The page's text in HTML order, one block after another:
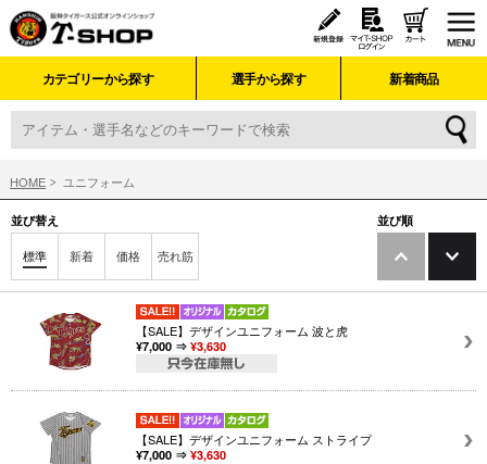
カテゴリーから探す 選手から探す 新着商品
HOME ユニフォーム
並び替え
標準 新着 価格 売れ筋
並び順
【SALE】デザインユニフォーム 波と虎
¥7,000 ⇒ ¥3,630
【SALE】デザインユニフォーム ストライプ
¥7,000 ⇒ ¥3,630